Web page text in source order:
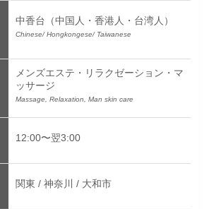
中香台（中国人・香港人・台湾人）
Chinese/ Hongkongese/ Taiwanese
メンズエステ・リラクゼーション・マ
ッサージ
Massage, Relaxation, Man skin care
12:00〜翌3:00
関東 / 神奈川 / 大和市